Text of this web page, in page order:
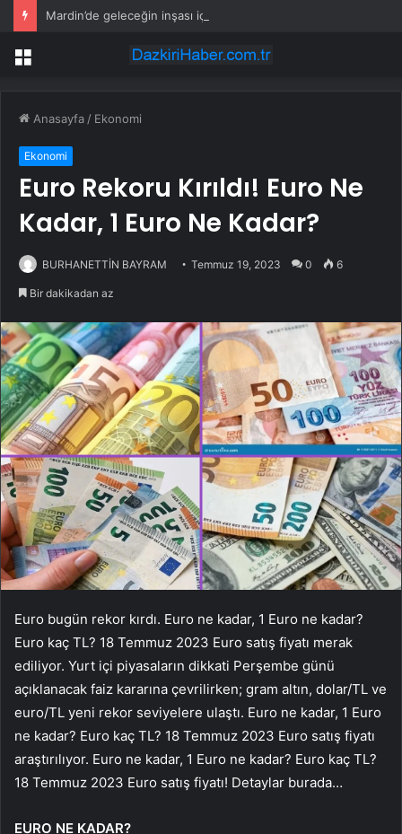
Menü
Anasayfa / Ekonomi
Ekonomi
Euro Rekoru Kırıldı! Euro Ne
Kadar, 1 Euro Ne Kadar?
BURHANETTİN BAYRAM Temmuz 19, 2023 0 6
Bir dakikadan az
Euro bugün rekor kırdı. Euro ne kadar, 1 Euro ne kadar?
Euro kaç TL? 18 Temmuz 2023 Euro satış fiyatı merak
ediliyor. Yurt içi piyasaların dikkati Perşembe günü
açıklanacak faiz kararına çevrilirken; gram altın, dolar/TL ve
euro/TL yeni rekor seviyelere ulaştı. Euro ne kadar, 1 Euro
ne kadar? Euro kaç TL? 18 Temmuz 2023 Euro satış fiyatı
araştırılıyor. Euro ne kadar, 1 Euro ne kadar? Euro kaç TL?
18 Temmuz 2023 Euro satış fiyatı! Detaylar burada…
EURO NE KADAR?